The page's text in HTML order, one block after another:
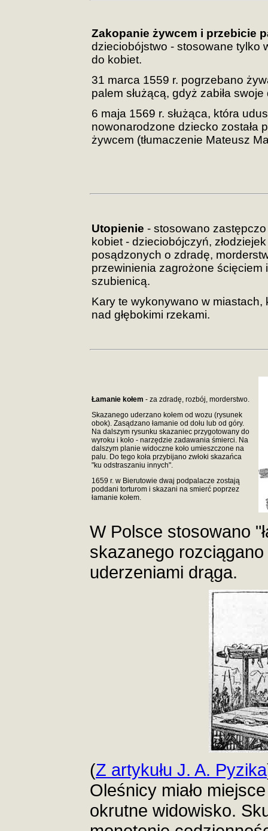
Zakopanie żywcem i przebicie
dzieciobójstwo - stosowane tylko
do kobiet.
31 marca 1559 r. pogrzebano
palem służącą, gdyż zabiła
6 maja 1569 r. służąca, która
nowonarodzone dziecko została
żywcem (tłumaczenie Mateusz
Utopienie - stosowano
kobiet - dzieciobójczyń,
posądzonych o zdradę,
przewinienia zagrożone ścięciem i
szubienicą.
Kary te wykonywano w miastach,
nad głębokimi rzekami.
Łamanie kołem - za zdradę, rozbój, morderstwo.
Skazanego uderzano kołem od wozu (rysunek
obok). Zasądzano łamanie od dołu lub od góry.
Na dalszym rysunku skazaniec przygotowany do
wyroku i koło - narzędzie zadawania śmierci. Na
dalszym planie widoczne koło umieszczone na
palu. Do tego koła przybijano zwłoki skazańca
"ku odstraszaniu innych".
1659 r. w Bierutowie dwaj podpalacze zostają
poddani torturom i skazani na smierć poprzez
łamanie kołem.
W Polsce stosowano
skazanego
uderzeniami drąga.
(Z artykułu J. A. Pyzika
Oleśnicy miało
okrutne widowisko.